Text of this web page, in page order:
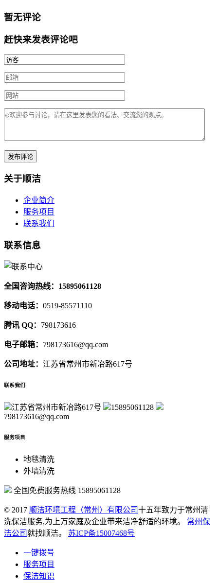
暂无评论
赶快来发表评论吧
关于顺洁
企业简介
服务项目
联系我们
联系信息
全国咨询热线：15895061128
移动电话： 0519-85571110
腾讯 QQ： 798173616
电子邮箱： 798173616@qq.com
公司地址： 江苏省常州市新冶路617号
联系我们
江苏省常州市新冶路617号
15895061128
798173616@qq.com
服务项目
地毯清洗
外墙清洗
全国免费服务热线 15895061128
© 2017 顺洁环境工程（常州）有限公司十五年致力于常州清
洗保洁服务,为上万家庭及企业带来洁净舒适的环境。 常州保
洁公司就找顺洁。 苏ICP备15007468号
一键拨号
服务项目
保洁知识